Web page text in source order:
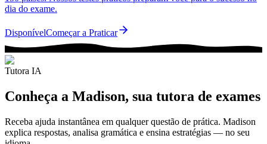
dia do exame.
DisponívelComeçar a Praticar
Tutora IA
Conheça a Madison, sua tutora de exames
Receba ajuda instantânea em qualquer questão de prática. Madison
explica respostas, analisa gramática e ensina estratégias — no seu